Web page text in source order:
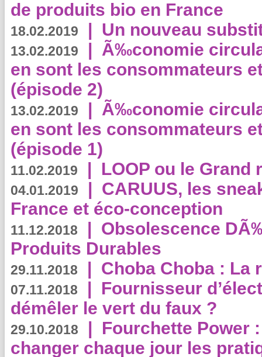
de produits bio en France
18.02.2019 | Un nouveau
13.02.2019 | Ã‰conomie
en sont les consommateurs
(épisode 2)
13.02.2019 | Ã‰conomie
en sont les consommateurs
(épisode 1)
11.02.2019 | LOOP ou le Grand
04.01.2019 | CARUUS, les
France et éco-conception
11.12.2018 | Obsolescence
Produits Durables
29.11.2018 | Choba Choba : La
07.11.2018 | Fournisseur
démêler le vert du faux ?
29.10.2018 | Fourchette Power
changer chaque jour les